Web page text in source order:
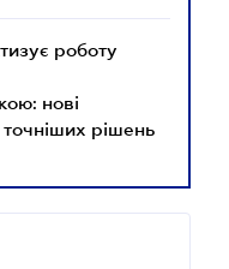
роботу
нові
рішень